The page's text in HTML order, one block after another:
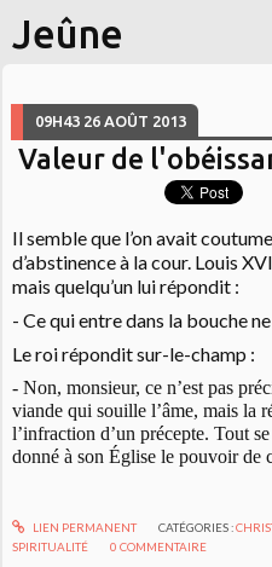
Jeûne
09H43 26 AOÛT 2013
Valeur de
Il semble que l’on avait
d’abstinence à la cour. Louis
mais quelqu’un lui répondit :
- Ce qui entre dans la bouche
Le roi répondit sur-le-champ :
- Non, monsieur, ce n’est pas
viande qui souille l’âme, mais la
l’infraction d’un précepte. Tout
donné à son Église le pouvoir de
LIEN PERMANENT CATÉGORIES :
SPIRITUALITÉ
0 COMMENTAIRE